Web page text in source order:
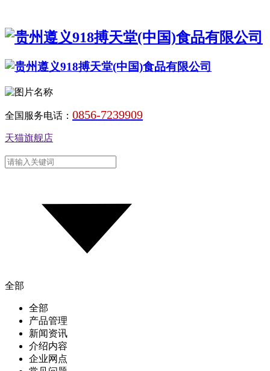
全国服务电话： 0856-7239909
天猫旗舰店
全部
全部
产品管理
新闻资讯
介绍内容
企业网点